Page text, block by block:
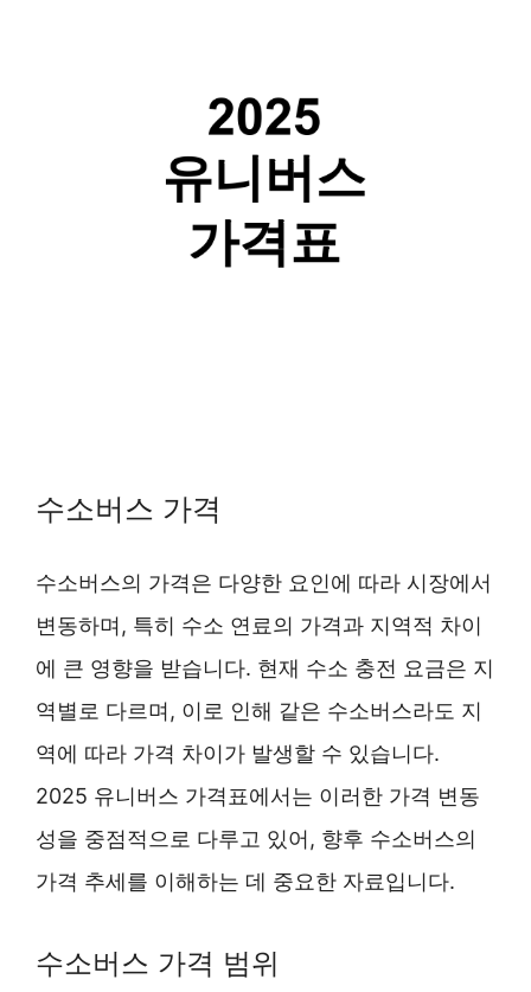
수소버스 가격
수소버스의 가격은 다양한 요인에 따라 시장에서
변동하며, 특히 수소 연료의 가격과 지역적 차이
에 큰 영향을 받습니다. 현재 수소 충전 요금은 지
역별로 다르며, 이로 인해 같은 수소버스라도 지
역에 따라 가격 차이가 발생할 수 있습니다.
2025 유니버스 가격표에서는 이러한 가격 변동
성을 중점적으로 다루고 있어, 향후 수소버스의
가격 추세를 이해하는 데 중요한 자료입니다.
수소버스 가격 범위